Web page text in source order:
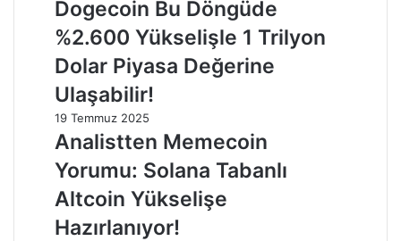
Dogecoin Bu Döngüde
%2.600 Yükselişle 1 Trilyon
Dolar Piyasa Değerine
Ulaşabilir!
19 Temmuz 2025
Analistten Memecoin
Yorumu: Solana Tabanlı
Altcoin Yükselişe
Hazırlanıyor!